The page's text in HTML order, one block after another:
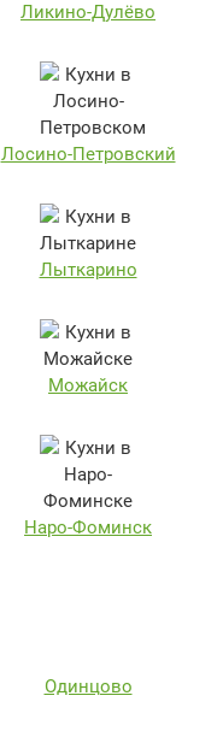
Ликино-Дулёво
Лосино-Петровский
Лыткарино
Можайск
Наро-Фоминск
Одинцово